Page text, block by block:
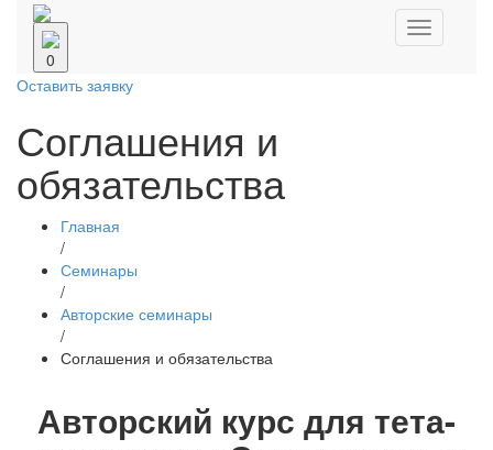
0
Оставить заявку
Соглашения и
обязательства
Главная
/
Семинары
/
Авторские семинары
/
Соглашения и обязательства
Авторский курс для тета-